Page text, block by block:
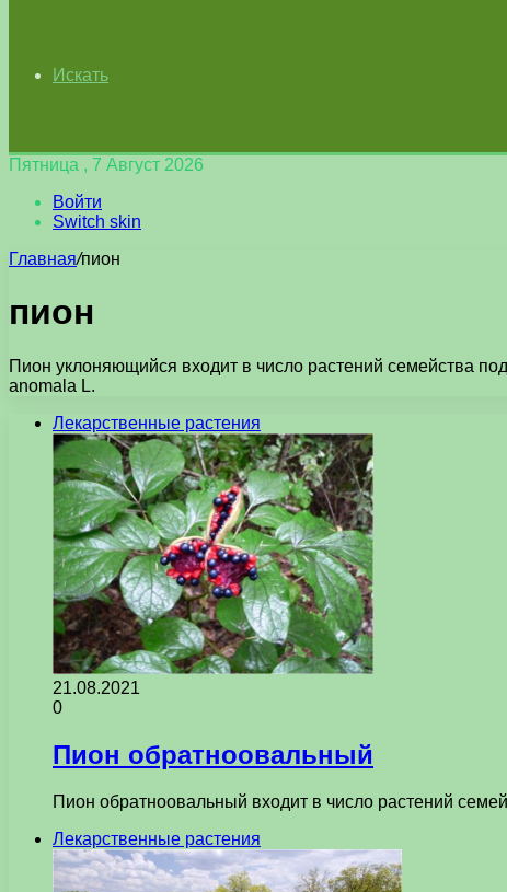
Искать
Пятница , 7 Август 2026
Войти
Switch skin
Главная/пион
пион
Пион уклоняющийся входит в число растений семейства
anomala L.
Лекарственные растения
21.08.2021
0
Пион обратноовальный
Пион обратноовальный входит в число растений
Лекарственные растения